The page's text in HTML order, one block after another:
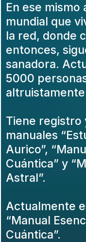
En ese mismo
mundial que
la red, donde
entonces,
sanadora.
5000
Tiene registro
manuales
Aurico”,
Cuántica” y
Astral”.
Actualmente
“Manual
Cuántica”.